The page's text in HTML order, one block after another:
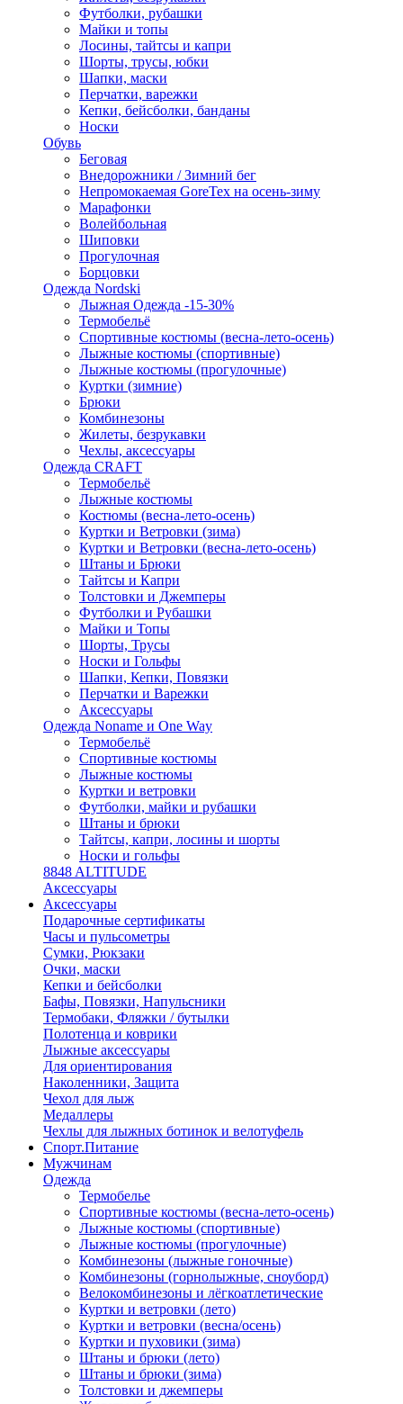
Футболки, рубашки
Майки и топы
Лосины, тайтсы и капри
Шорты, трусы, юбки
Шапки, маски
Перчатки, варежки
Кепки, бейсболки, банданы
Носки
Обувь
Беговая
Внедорожники / Зимний бег
Непромокаемая GoreTex на осень-зиму
Марафонки
Волейбольная
Шиповки
Прогулочная
Борцовки
Одежда Nordski
Лыжная Одежда -15-30%
Термобельё
Спортивные костюмы (весна-лето-осень)
Лыжные костюмы (спортивные)
Лыжные костюмы (прогулочные)
Куртки (зимние)
Брюки
Комбинезоны
Жилеты, безрукавки
Чехлы, аксессуары
Одежда CRAFT
Термобельё
Лыжные костюмы
Костюмы (весна-лето-осень)
Куртки и Ветровки (зима)
Куртки и Ветровки (весна-лето-осень)
Штаны и Брюки
Тайтсы и Капри
Толстовки и Джемперы
Футболки и Рубашки
Майки и Топы
Шорты, Трусы
Носки и Гольфы
Шапки, Кепки, Повязки
Перчатки и Варежки
Аксессуары
Одежда Noname и One Way
Термобельё
Спортивные костюмы
Лыжные костюмы
Куртки и ветровки
Футболки, майки и рубашки
Штаны и брюки
Тайтсы, капри, лосины и шорты
Носки и гольфы
8848 ALTITUDE
Аксессуары
Аксессуары
Подарочные сертификаты
Часы и пульсометры
Сумки, Рюкзаки
Очки, маски
Кепки и бейсболки
Бафы, Повязки, Напульсники
Термобаки, Фляжки / бутылки
Полотенца и коврики
Лыжные аксессуары
Для ориентирования
Наколенники, Защита
Чехол для лыж
Медаллеры
Чехлы для лыжных ботинок и велотуфель
Спорт.Питание
Мужчинам
Одежда
Термобелье
Спортивные костюмы (весна-лето-осень)
Лыжные костюмы (спортивные)
Лыжные костюмы (прогулочные)
Комбинезоны (лыжные гоночные)
Комбинезоны (горнолыжные, сноуборд)
Велокомбинезоны и лёгкоатлетические
Куртки и ветровки (лето)
Куртки и ветровки (весна/осень)
Куртки и пуховики (зима)
Штаны и брюки (лето)
Штаны и брюки (зима)
Толстовки и джемперы